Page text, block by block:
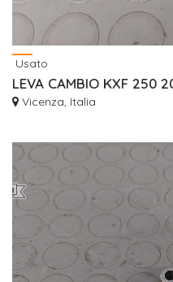
Usato
LEVA CAMBIO KXF 250
Vicenza, Italia